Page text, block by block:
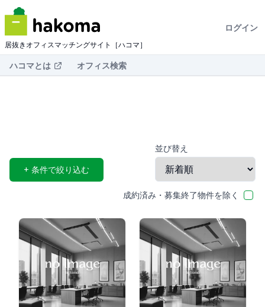
居抜きオフィスマッチングサイト［ハコマ］
ログイン
ハコマとは オフィス検索
+ 条件で絞り込む
並び替え
成約済み・募集終了物件を除く